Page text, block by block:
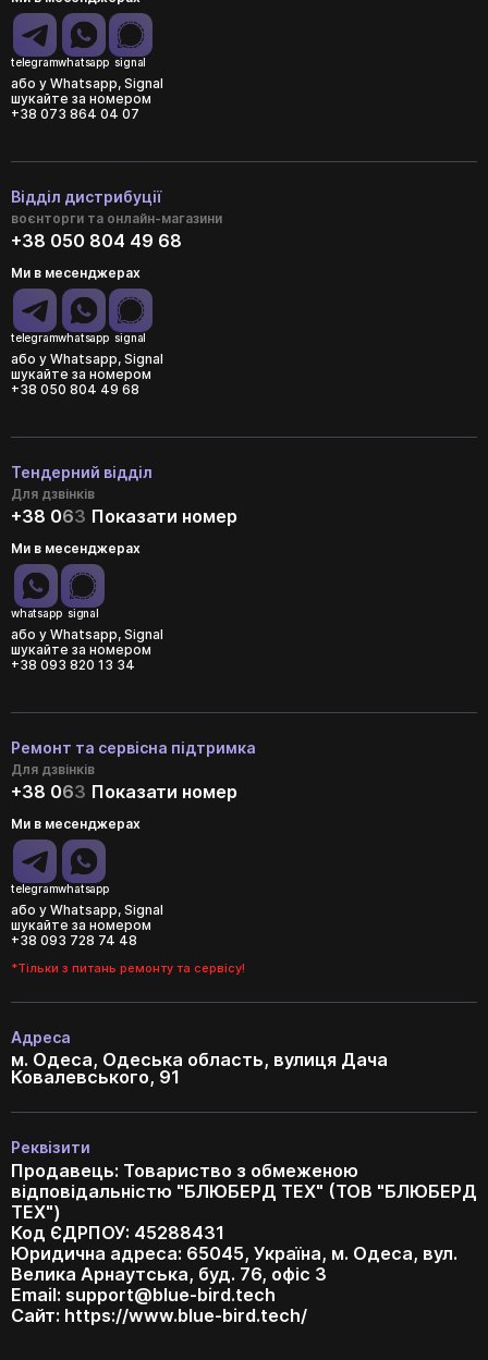
telegramwhatsapp signal
або у Whatsapp, Signal
шукайте за номером
+38 073 864 04 07
Відділ дистрибуції
воєнторги та онлайн-магазини
+38 050 804 49 68
Ми в месенджерах
telegramwhatsapp signal
або у Whatsapp, Signal
шукайте за номером
+38 050 804 49 68
Тендерний відділ
Для дзвінків
+38 063 Показати номер
Ми в месенджерах
whatsapp signal
або у Whatsapp, Signal
шукайте за номером
+38 093 820 13 34
Ремонт та сервісна підтримка
Для дзвінків
+38 063 Показати номер
Ми в месенджерах
telegramwhatsapp
або у Whatsapp, Signal
шукайте за номером
+38 093 728 74 48
*Тільки з питань ремонту та сервісу!
Адреса
м. Одеса, Одеська область, вулиця Дача
Ковалевського, 91
Реквізити
Продавець: Товариство з обмеженою
відповідальністю "БЛЮБЕРД ТЕХ" (ТОВ "БЛЮБЕРД
ТЕХ")
Код ЄДРПОУ: 45288431
Юридична адреса: 65045, Україна, м. Одеса, вул.
Велика Арнаутська, буд. 76, офіс 3
Email: support@blue-bird.tech
Сайт: https://www.blue-bird.tech/